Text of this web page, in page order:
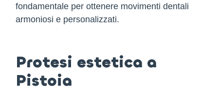
fondamentale per ottenere movimenti dentali
armoniosi e personalizzati.
Protesi estetica a
Pistoia